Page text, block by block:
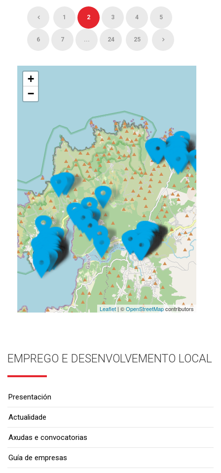
1 2 3 4 5
6 7 ... 24 25
+
−
Leaflet| ©OpenStreetMapcontributors
EMPREGO E DESENVOLVEMENTO LOCAL
Presentación
Actualidade
Axudas e convocatorias
Guía de empresas